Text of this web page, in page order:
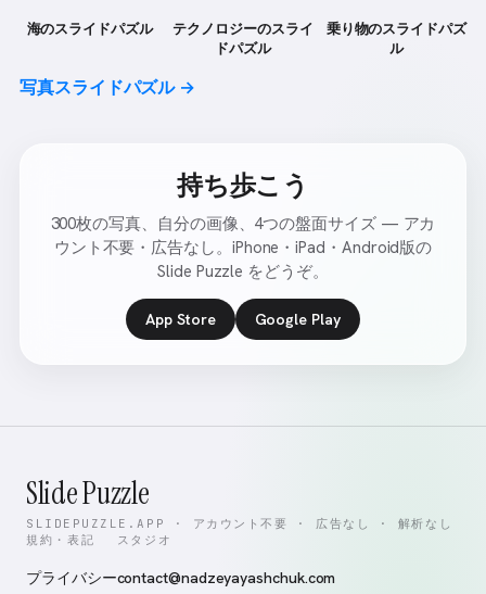
海のスライドパズル
テクノロジーのスライ
ドパズル
乗り物のスライドパズ
ル
写真スライドパズル →
持ち歩こう
300枚の写真、自分の画像、4つの盤面サイズ — アカ
ウント不要・広告なし。iPhone・iPad・Android版の
Slide Puzzle をどうぞ。
App Store Google Play
Slide Puzzle
SLIDEPUZZLE.APP · アカウント不要 · 広告なし · 解析なし
規約・表記
プライバシー
スタジオ
contact@nadzeyayashchuk.com